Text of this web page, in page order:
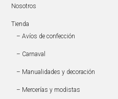
Nosotros
Tienda
– Avíos de confección
– Carnaval
– Manualidades y decoración
– Mercerías y modistas